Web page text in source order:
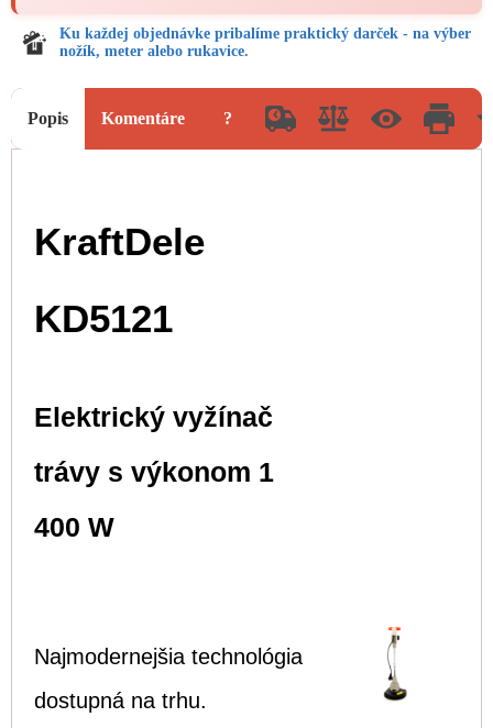
Ku každej objednávke pribalíme praktický darček - na výber
nožík, meter alebo rukavice.
Popis Komentáre ?
KraftDele
KD5121
Elektrický vyžínač
trávy s výkonom 1
400 W
Najmodernejšia technológia
dostupná na trhu.